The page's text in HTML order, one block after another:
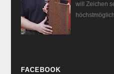
will Zeichen
FACEBOOK